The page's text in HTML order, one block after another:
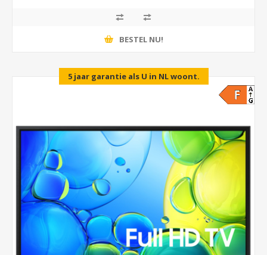
BESTEL NU!
5 jaar garantie als U in NL woont.